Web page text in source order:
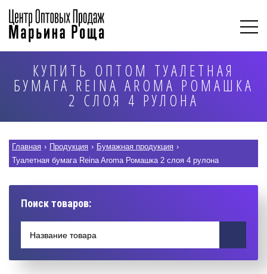
КУПИТЬ ОПТОМ ТУАЛЕТНАЯ
БУМАГА REINA AROMA РОМАШКА
2 СЛОЯ 4 РУЛОНА
Главная › Продукция › Бумажная продукция ›
Туалетная бумага Reina Aroma Ромашка 2 слоя 4 рулона
Поиск товаров: